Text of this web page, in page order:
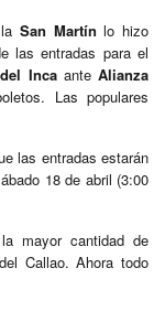
San Martín lo hizo
las entradas para el
IncaanteAlianza
Las populares
las entradas estarán
18 de abril (3:00
mayor cantidad de
Callao. Ahora todo